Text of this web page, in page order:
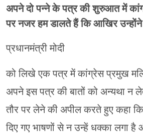
अपने दो पन्ने के पत्र की शुरुआत में
पर नजर हम डालते हैं कि आखिर उन्होंने
प्रधानमंत्री मोदी
को लिखे एक पत्र में कांग्रेस प्रमुख
अपने इस पत्र की बातों को अन्यथा न
तौर पर लेने की अपील करते हुए कहा कि
दिए गए भाषणों से न उन्हें धक्का लगा है